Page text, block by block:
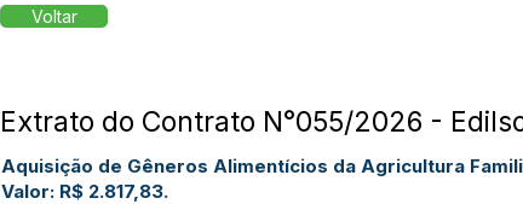
Voltar
Extrato do Contrato N°055/2026 -
Aquisição de Gêneros Alimentícios da Agricultura
Valor: R$ 2.817,83.